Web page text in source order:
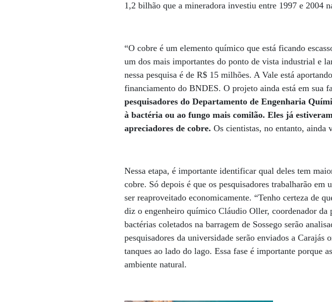
1,2 bilhão que a mineradora investiu entre 1997 e 2004
“O cobre é um elemento químico que está ficando
um dos mais importantes do ponto de vista industrial e
nessa pesquisa é de R$ 15 milhões. A Vale está
financiamento do BNDES. O projeto ainda está em sua
pesquisadores do Departamento de Engenharia
à bactéria ou ao fungo mais comilão. Eles já
apreciadores de cobre.Os cientistas, no entanto, ainda
Nessa etapa, é importante identificar qual deles tem
cobre. Só depois é que os pesquisadores trabalharão
ser reaproveitado economicamente. “Tenho certeza de
diz o engenheiro químico Cláudio Oller, coordenador da
bactérias coletados na barragem de Sossego serão
pesquisadores da universidade serão enviados a
tanques ao lado do lago. Essa fase é importante porque
ambiente natural.